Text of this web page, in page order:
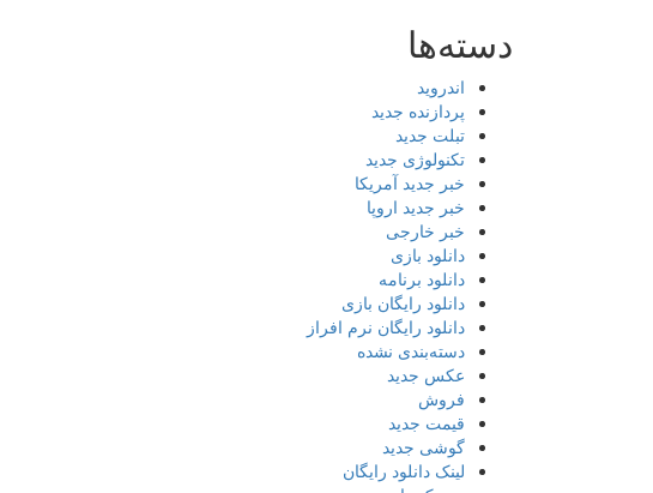
دسته‌ها
اندروید
پردازنده جدید
تبلت جدید
تکنولوژی جدید
خبر جدید آمریکا
خبر جدید اروپا
خبر خارجی
دانلود بازی
دانلود برنامه
دانلود رایگان بازی
دانلود رایگان نرم افراز
دسته‌بندی نشده
عکس جدید
فروش
قیمت جدید
گوشی جدید
لینک دانلود رایگان